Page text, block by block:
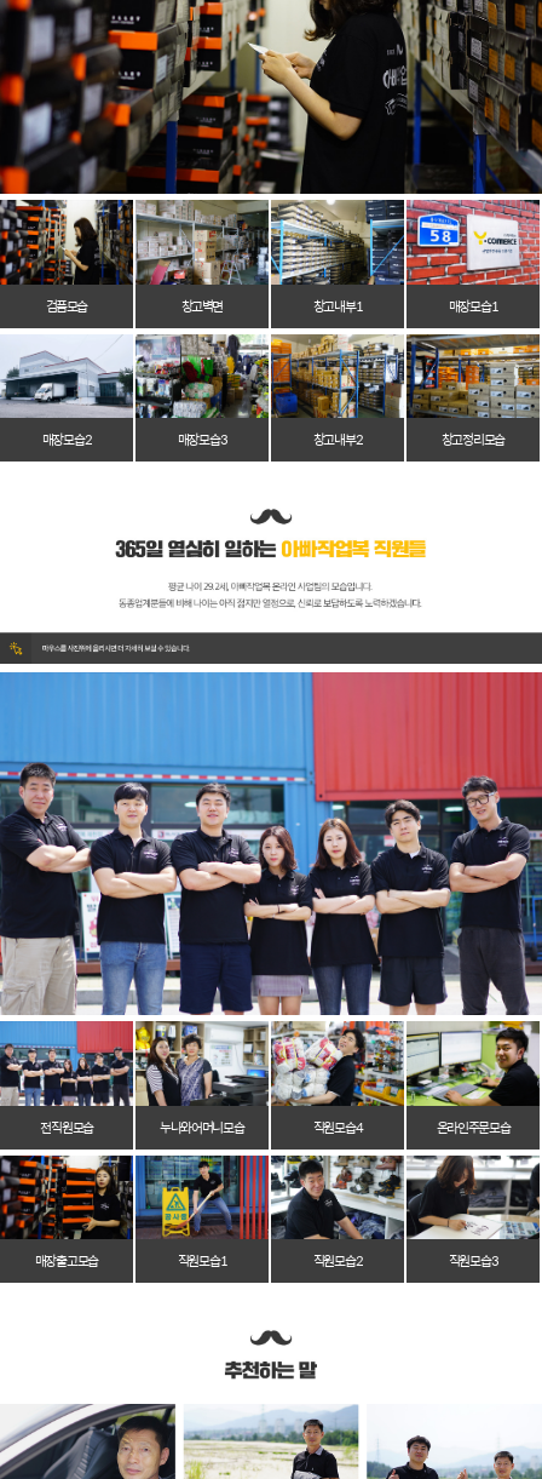
검품모습 창고벽면 창고 내부 1 매장 모습 1
매장 모습 2 매장 모습 3 창고 내부 2 창고 정리 모습
전 직원 모습 누나와 어머니 모습 직원 모습 4 온라인 주문 모습
매장 출고 모습 직원 모습 1 직원 모습 2 직원 모습 3